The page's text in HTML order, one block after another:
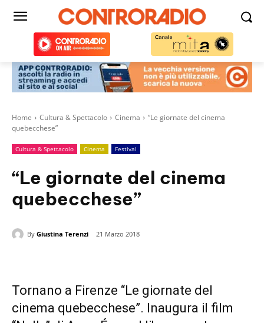
Home Cultura & Spettacolo Cinema
“Le giornate del cinema
quebecchese”
Cultura & Spettacolo Cinema Festival
“Le giornate del cinema
quebecchese”
By Giustina Terenzi 21 Marzo 2018
Tornano a Firenze “Le giornate del
cinema quebecchese”. Inaugura il film